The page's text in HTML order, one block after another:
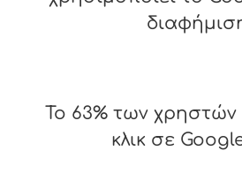
Το 63% των χρηστών
κλικ σε